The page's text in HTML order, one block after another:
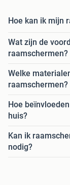
Hoe kan ik mijn
Wat zijn de
raamschermen?
Welke
raamschermen?
Hoe
huis?
Kan ik
nodig?